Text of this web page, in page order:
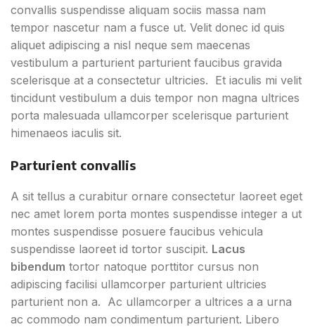
convallis suspendisse aliquam sociis massa nam
tempor nascetur nam a fusce ut. Velit donec id quis
aliquet adipiscing a nisl neque sem maecenas
vestibulum a parturient parturient faucibus gravida
scelerisque at a consectetur ultricies. Et iaculis mi velit
tincidunt vestibulum a duis tempor non magna ultrices
porta malesuada ullamcorper scelerisque parturient
himenaeos iaculis sit.
Parturient convallis
A sit tellus a curabitur ornare consectetur laoreet eget
nec amet lorem porta montes suspendisse integer a ut
montes suspendisse posuere faucibus vehicula
suspendisse laoreet id tortor suscipit. Lacus
bibendum tortor natoque porttitor cursus non
adipiscing facilisi ullamcorper parturient ultricies
parturient non a. Ac ullamcorper a ultrices a a urna
ac commodo nam condimentum parturient. Libero